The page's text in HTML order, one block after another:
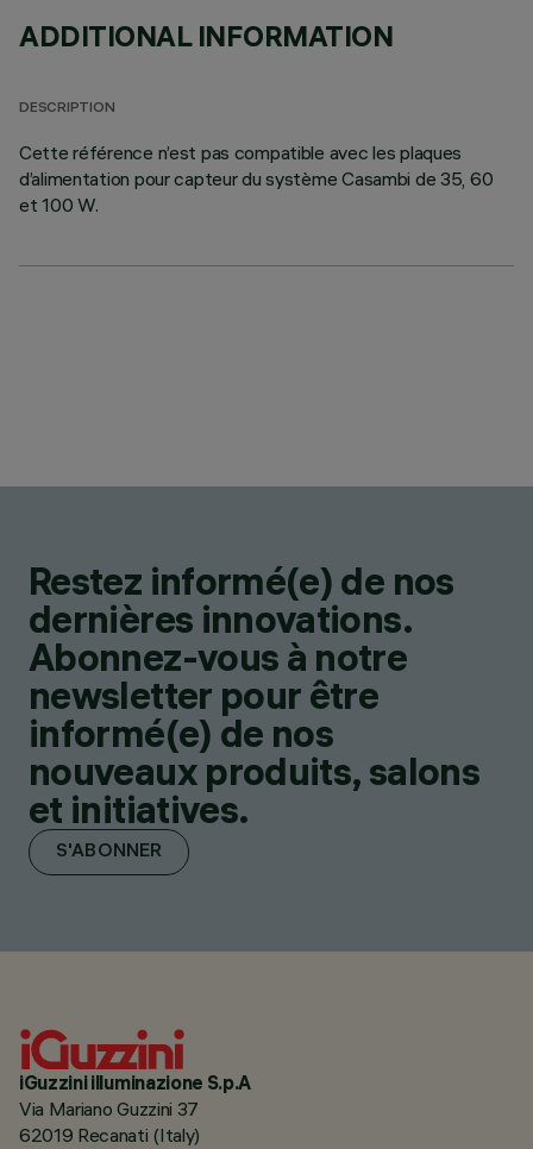
ADDITIONAL INFORMATION
DESCRIPTION
Cette référence n’est pas compatible avec les plaques
d’alimentation pour capteur du système Casambi de 35, 60
et 100 W.
Restez informé(e) de nos
dernières innovations.
Abonnez-vous à notre
newsletter pour être
informé(e) de nos
nouveaux produits, salons
et initiatives.
S'ABONNER
iGuzzini illuminazione S.p.A
Via Mariano Guzzini 37
62019 Recanati (Italy)